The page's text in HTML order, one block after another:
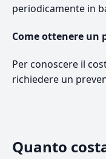
periodicamente in
Come ottenere un
Per conoscere il
richiedere un
Quanto